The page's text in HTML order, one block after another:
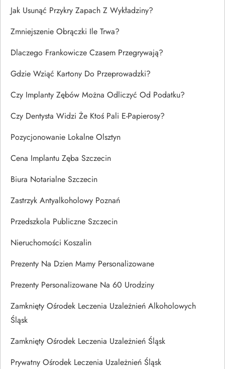
Jak Usunąć Przykry Zapach Z Wykładziny?
Zmniejszenie Obrączki Ile Trwa?
Dlaczego Frankowicze Czasem Przegrywają?
Gdzie Wziąć Kartony Do Przeprowadzki?
Czy Implanty Zębów Można Odliczyć Od Podatku?
Czy Dentysta Widzi Że Ktoś Pali E-Papierosy?
Pozycjonowanie Lokalne Olsztyn
Cena Implantu Zęba Szczecin
Biura Notarialne Szczecin
Zastrzyk Antyalkoholowy Poznań
Przedszkola Publiczne Szczecin
Nieruchomości Koszalin
Prezenty Na Dzien Mamy Personalizowane
Prezenty Personalizowane Na 60 Urodziny
Zamknięty Ośrodek Leczenia Uzależnień Alkoholowych
Śląsk
Zamknięty Ośrodek Leczenia Uzależnień Śląsk
Prywatny Ośrodek Leczenia Uzależnień Śląsk